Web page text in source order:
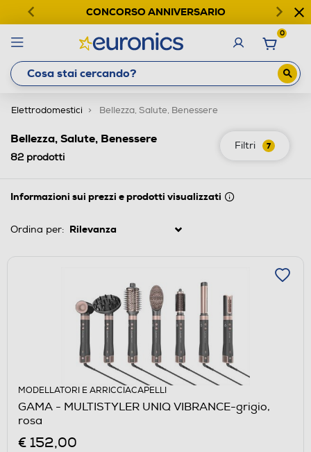
CONCORSO ANNIVERSARIO
0
Elettrodomestici Bellezza, Salute, Benessere
Filtri 7
Bellezza, Salute, Benessere
82prodotti
Informazioni sui prezzi e prodotti visualizzati
Ordina per:
MODELLATORI E ARRICCIACAPELLI
GAMA - MULTISTYLER UNIQ VIBRANCE-grigio,
rosa
€ 152,00